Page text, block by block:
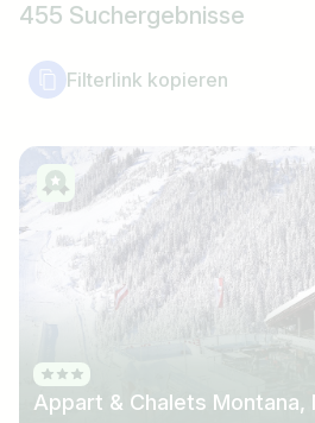
455 Suchergebnisse
Filterlink kopieren
Appart & Chalets Montana,